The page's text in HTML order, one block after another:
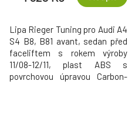
Lipa Rieger Tuning pro Audi A4
S4 B8, B81 avant, sedan před
faceliftem s rokem výroby
11/08-12/11, plast ABS s
povrchovou úpravou Carbon-